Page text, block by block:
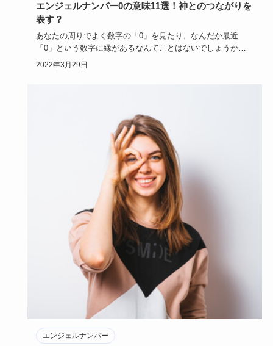
エンジェルナンバー0の意味11選！神とのつながりを
表す？
あなたの周りでよく数字の「0」を見たり、なんだか最近
「0」という数字に縁があるなんてことはないでしょうか。
もしかしたらそれ…
2022年3月29日
エンジェルナンバー